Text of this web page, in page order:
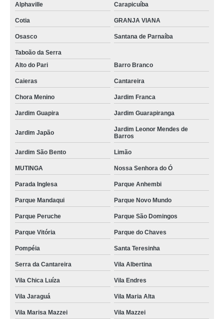
Alphaville
Carapicuíba
Cotia GRANJA VIANA
Osasco Santana de Parnaíba
Taboão da Serra
Alto do Pari
Barro Branco
Caieras Cantareira
Chora Menino Jardim Franca
Jardim Guapira Jardim Guarapiranga
Jardim Japão
Jardim Leonor Mendes de
Barros
Jardim São Bento Limão
MUTINGA Nossa Senhora do Ó
Parada Inglesa Parque Anhembi
Parque Mandaqui Parque Novo Mundo
Parque Peruche Parque São Domingos
Parque Vitória Parque do Chaves
Pompéia Santa Teresinha
Serra da Cantareira Vila Albertina
Vila Chica Luíza Vila Endres
Vila Jaraguá Vila Maria Alta
Vila Marisa Mazzei Vila Mazzei